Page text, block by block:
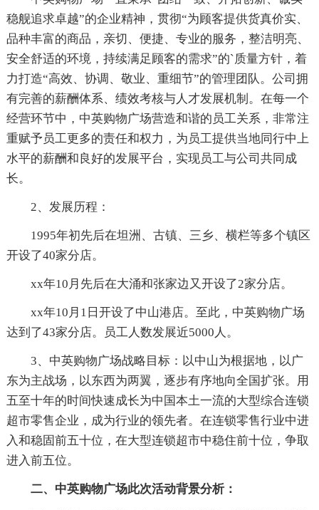
稳舰追求卓越”的企业精神，贯彻“为顾客提供货真价实、
品种丰富的商品，亲切、便捷、专业的服务，整洁明亮、
安全舒适的环境，持续满足顾客的需求”的`质量方针，着
力打造“高效、协调、敬业、重细节”的管理团队。公司拥
有完善的薪酬体系、绩效考核与人才发展机制。在每一个
经营环节中，中英购物广场营造和谐的员工关系，非常注
重赋予员工更多的责任和权力，为员工提供当地同行中上
水平的薪酬和良好的发展平台，实现员工与公司共同成
长。
2、发展历程：
1995年初先后在坦洲、古镇、三乡、横栏等多个镇区
开设了40家分店。
xx年10月先后在大涌和张家边又开设了2家分店。
xx年10月1日开设了中山港店。至此，中英购物广场
达到了43家分店。员工人数发展近5000人。
3、中英购物广场战略目标：以中山为根据地，以广
东为主战场，以东西为两翼，逐步有序地向全国扩张。用
五至十年的时间快速成长为中国本土一流的大型综合连锁
超市零售企业，成为行业的领先者。在连锁零售行业中进
入和稳固前五十位，在大型连锁超市中稳住前十位，争取
进入前五位。
二、中英购物广场此次活动背景分析：